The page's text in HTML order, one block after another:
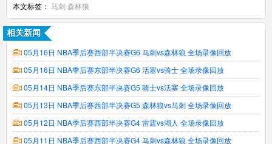
本文标签： 马刺森林狼
相关新闻
05月16日 NBA季后赛西部半决赛G6 马刺vs森林狼 全场录像回放
05月16日 NBA季后赛东部半决赛G6 活塞vs骑士 全场录像回放
05月14日 NBA季后赛东部半决赛G5 骑士vs活塞 全场录像回放
05月13日 NBA季后赛西部半决赛G5 森林狼vs马刺 全场录像回放
05月12日 NBA季后赛西部半决赛G4 雷霆vs湖人 全场录像回放
05月11日 NBA季后赛西部半决赛G4 马刺vs森林狼 全场录像回放